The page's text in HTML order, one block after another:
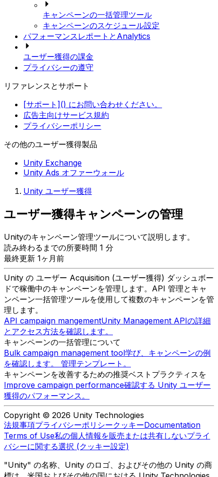
キャンペーンの一括管理ツール
キャンペーンのスケジュール設定
パフォーマンスレポートとAnalytics
ユーザー獲得の課金
プライバシーの遵守
リファレンスとサポート
[サポート]() にお問い合わせください。
広告主向けサービス規約
プライバシーポリシー
その他のユーザー獲得製品
Unity Exchange
Unity Ads オファーウォール
Unity ユーザー獲得
ユーザー獲得キャンペーンの管理
Unityのキャンペーン管理ツールについて説明します。
読み終わるまでの所要時間 1 分
最終更新 1ヶ月前
Unity の ユーザー Acquisition (ユーザー獲得) ダッシュボー
ドで稼働中のキャンペーンを管理します。API 管理とキャ
ンペーン一括管理ツールを使用して複数のキャンペーンを管
理します。
API campaign mangementUnity Management APIの詳細
とアクセス方法を確認します。
キャンペーンの一括管理について
Bulk campaign management tool学び、キャンペーンの例
を確認します。 管理テンプレート。
キャンペーンを改善するための推奨ベストプラクティスを
Improve campaign performance確認する Unity ユーザー
獲得のパフォーマンス。
Copyright © 2026 Unity Technologies
法規事項プライバシーポリシークッキーDocumentation
Terms of Use私の個人情報を販売または共有しないプライ
バシーに関する選択 (クッキー設定)
"Unity" の名称、Unity のロゴ、およびその他の Unity の商